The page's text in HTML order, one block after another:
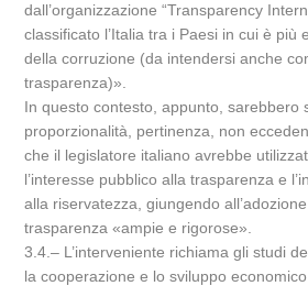
dall’organizzazione “Transparency
classificato l’Italia tra i Paesi in cui è più
della corruzione (da intendersi anche
trasparenza)».
In questo contesto, appunto, sarebbero
proporzionalità, pertinenza, non
che il legislatore italiano avrebbe
l’interesse pubblico alla trasparenza e
alla riservatezza, giungendo
trasparenza «ampie e rigorose».
3.4.– L’interveniente richiama gli studi
la cooperazione e lo sviluppo